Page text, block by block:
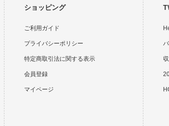
ショッピング
ご利用ガイド
プライバシーポリシー
特定商取引法に関する表示
会員登録
マイページ